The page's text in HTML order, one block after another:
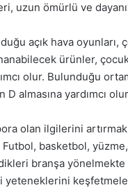
uzun ömürlü ve
açık hava
ürünler,
olur. Bulunduğu
almasına yardımcı
olan ilgilerini
Futbol, basketbol,
branşa